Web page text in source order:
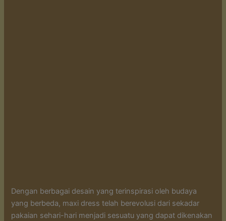
Dengan berbagai desain yang terinspirasi oleh budaya
yang berbeda, maxi dress telah berevolusi dari sekadar
pakaian sehari-hari menjadi sesuatu yang dapat dikenakan